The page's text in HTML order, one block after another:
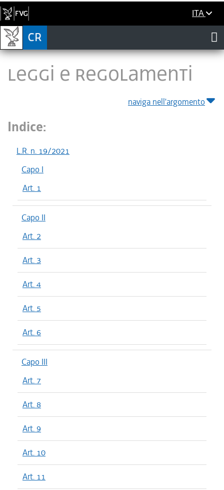
ITA
LEGGI E REGOLAMENTI
naviga nell'argomento
Indice:
L.R. n. 19/2021
Capo I
Art. 1
Capo II
Art. 2
Art. 3
Art. 4
Art. 5
Art. 6
Capo III
Art. 7
Art. 8
Art. 9
Art. 10
Art. 11